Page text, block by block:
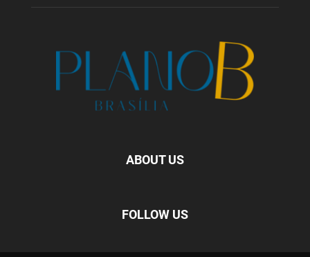
ABOUT US
FOLLOW US